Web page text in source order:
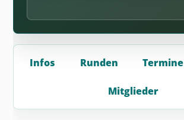
Infos Runden Termine
Mitglieder